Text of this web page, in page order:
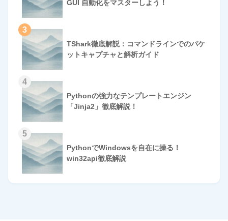
GUI 自動化をマスターしよう！
3
TShark徹底解説：コマンドラインでのパケ
ットキャプチャと解析ガイド
4
Pythonの強力なテンプレートエンジン
「Jinja2」徹底解説！
5
PythonでWindowsを自在に操る！
win32api徹底解説